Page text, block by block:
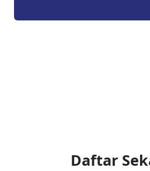
Daftar